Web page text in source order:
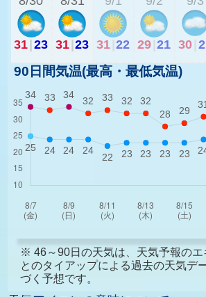
31|23 31|23 31 22 29 21 30
90日間気温(最高・最低気温)
※ 46～90日の天気は、天気予報のエ
とのタイアップによる過去の天気デ
づく予想です。